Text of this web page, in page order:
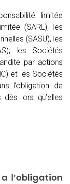
limitée
(SARL), les
(SASU), les
les Sociétés
par actions
et les Sociétés
l’obligation de
lors qu’elles
a l’obligation